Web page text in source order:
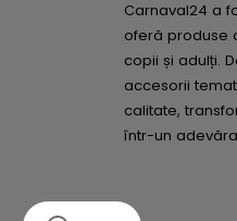
Carnaval24 a
oferă produse
copii și adulți.
accesorii
calitate,
într-un